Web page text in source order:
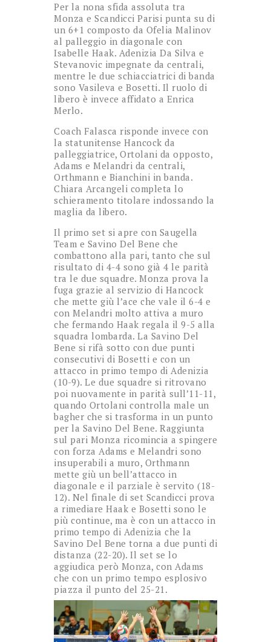
Per la nona sfida assoluta tra
Monza e Scandicci Parisi punta su di
un 6+1 composto da Ofelia Malinov
al palleggio in diagonale con
Isabelle Haak. Adenizia Da Silva e
Stevanovic impegnate da centrali,
mentre le due schiacciatrici di banda
sono Vasileva e Bosetti. Il ruolo di
libero è invece affidato a Enrica
Merlo.
Coach Falasca risponde invece con
la statunitense Hancock da
palleggiatrice, Ortolani da opposto,
Adams e Melandri da centrali,
Orthmann e Bianchini in banda.
Chiara Arcangeli completa lo
schieramento titolare indossando la
maglia da libero.
Il primo set si apre con Saugella
Team e Savino Del Bene che
combattono alla pari, tanto che sul
risultato di 4-4 sono già 4 le parità
tra le due squadre. Monza prova la
fuga grazie al servizio di Hancock
che mette giù l’ace che vale il 6-4 e
con Melandri molto attiva a muro
che fermando Haak regala il 9-5 alla
squadra lombarda. La Savino Del
Bene si rifà sotto con due punti
consecutivi di Bosetti e con un
attacco in primo tempo di Adenizia
(10-9). Le due squadre si ritrovano
poi nuovamente in parità sull’11-11,
quando Ortolani controlla male un
bagher che si trasforma in un punto
per la Savino Del Bene. Raggiunta
sul pari Monza ricomincia a spingere
con forza Adams e Melandri sono
insuperabili a muro, Orthmann
mette giù un bell’attacco in
diagonale e il parziale è servito (18-
12). Nel finale di set Scandicci prova
a rimediare Haak e Bosetti sono le
più continue, ma è con un attacco in
primo tempo di Adenizia che la
Savino Del Bene torna a due punti di
distanza (22-20). Il set se lo
aggiudica però Monza, con Adams
che con un primo tempo esplosivo
piazza il punto del 25-21.